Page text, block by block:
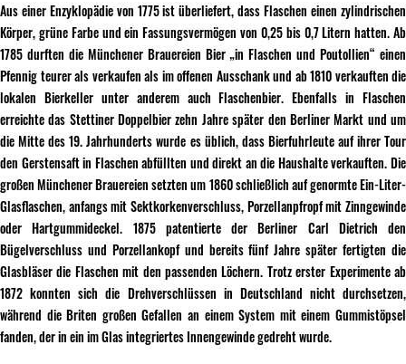
Aus einer Enzyklopädie von 1775 ist überliefert, dass Flaschen einen zylindrischen
Körper, grüne Farbe und ein Fassungsvermögen von 0,25 bis 0,7 Litern hatten. Ab
1785 durften die Münchener Brauereien Bier „in Flaschen und Poutollien“ einen
Pfennig teurer als verkaufen als im offenen Ausschank und ab 1810 verkauften die
lokalen Bierkeller unter anderem auch Flaschenbier. Ebenfalls in Flaschen
erreichte das Stettiner Doppelbier zehn Jahre später den Berliner Markt und um
die Mitte des 19. Jahrhunderts wurde es üblich, dass Bierfuhrleute auf ihrer Tour
den Gerstensaft in Flaschen abfüllten und direkt an die Haushalte verkauften. Die
großen Münchener Brauereien setzten um 1860 schließlich auf genormte Ein-Liter-
Glasflaschen, anfangs mit Sektkorkenverschluss, Porzellanpfropf mit Zinngewinde
oder Hartgummideckel. 1875 patentierte der Berliner Carl Dietrich den
Bügelverschluss und Porzellankopf und bereits fünf Jahre später fertigten die
Glasbläser die Flaschen mit den passenden Löchern. Trotz erster Experimente ab
1872 konnten sich die Drehverschlüssen in Deutschland nicht durchsetzen,
während die Briten großen Gefallen an einem System mit einem Gummistöpsel
fanden, der in ein im Glas integriertes Innengewinde gedreht wurde.